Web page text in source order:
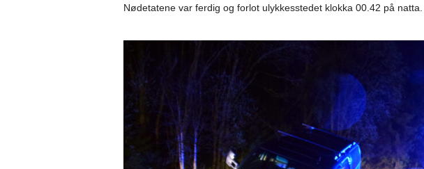
Nødetatene var ferdig og forlot ulykkesstedet klokka 00.42 på natta.